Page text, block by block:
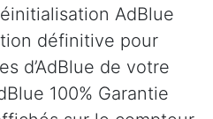
AdBlue
définitive pour
d’AdBlue de votre
100% Garantie